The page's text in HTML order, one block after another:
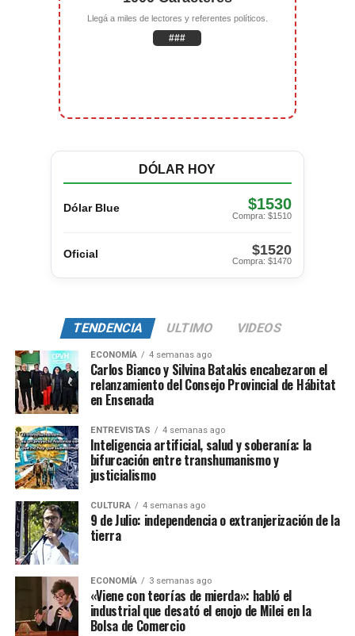
Llegá a miles de lectores y referentes políticos.
###
DÓLAR HOY
Dólar Blue $1530
Compra: $1510
Oficial $1520
Compra: $1470
TENDENCIA ULTIMO VIDEOS
ECONOMÍA 4 semanas ago
Carlos Bianco y Silvina Batakis encabezaron el
relanzamiento del Consejo Provincial de Hábitat
en Ensenada
ENTREVISTAS 4 semanas ago
Inteligencia artificial, salud y soberanía: la
bifurcación entre transhumanismo y
justicialismo
CULTURA 4 semanas ago
9 de Julio: independencia o extranjerización de la
tierra
ECONOMÍA 3 semanas ago
«Viene con teorías de mierda»: habló el
industrial que desató el enojo de Milei en la
Bolsa de Comercio